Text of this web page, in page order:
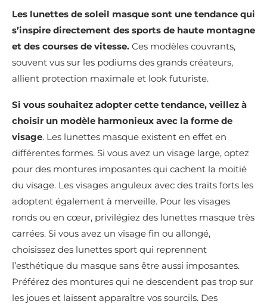
Les lunettes de soleil masque sont une tendance qui
s’inspire directement des sports de haute montagne
et des courses de vitesse. Ces modèles couvrants,
souvent vus sur les podiums des grands créateurs,
allient protection maximale et look futuriste.
Si vous souhaitez adopter cette tendance, veillez à
choisir un modèle harmonieux avec la forme de
visage. Les lunettes masque existent en effet en
différentes formes. Si vous avez un visage large, optez
pour des montures imposantes qui cachent la moitié
du visage. Les visages anguleux avec des traits forts les
adoptent également à merveille. Pour les visages
ronds ou en cœur, privilégiez des lunettes masque très
carrées. Si vous avez un visage fin ou allongé,
choisissez des lunettes sport qui reprennent
l’esthétique du masque sans être aussi imposantes.
Préférez des montures qui ne descendent pas trop sur
les joues et laissent apparaître vos sourcils. Des